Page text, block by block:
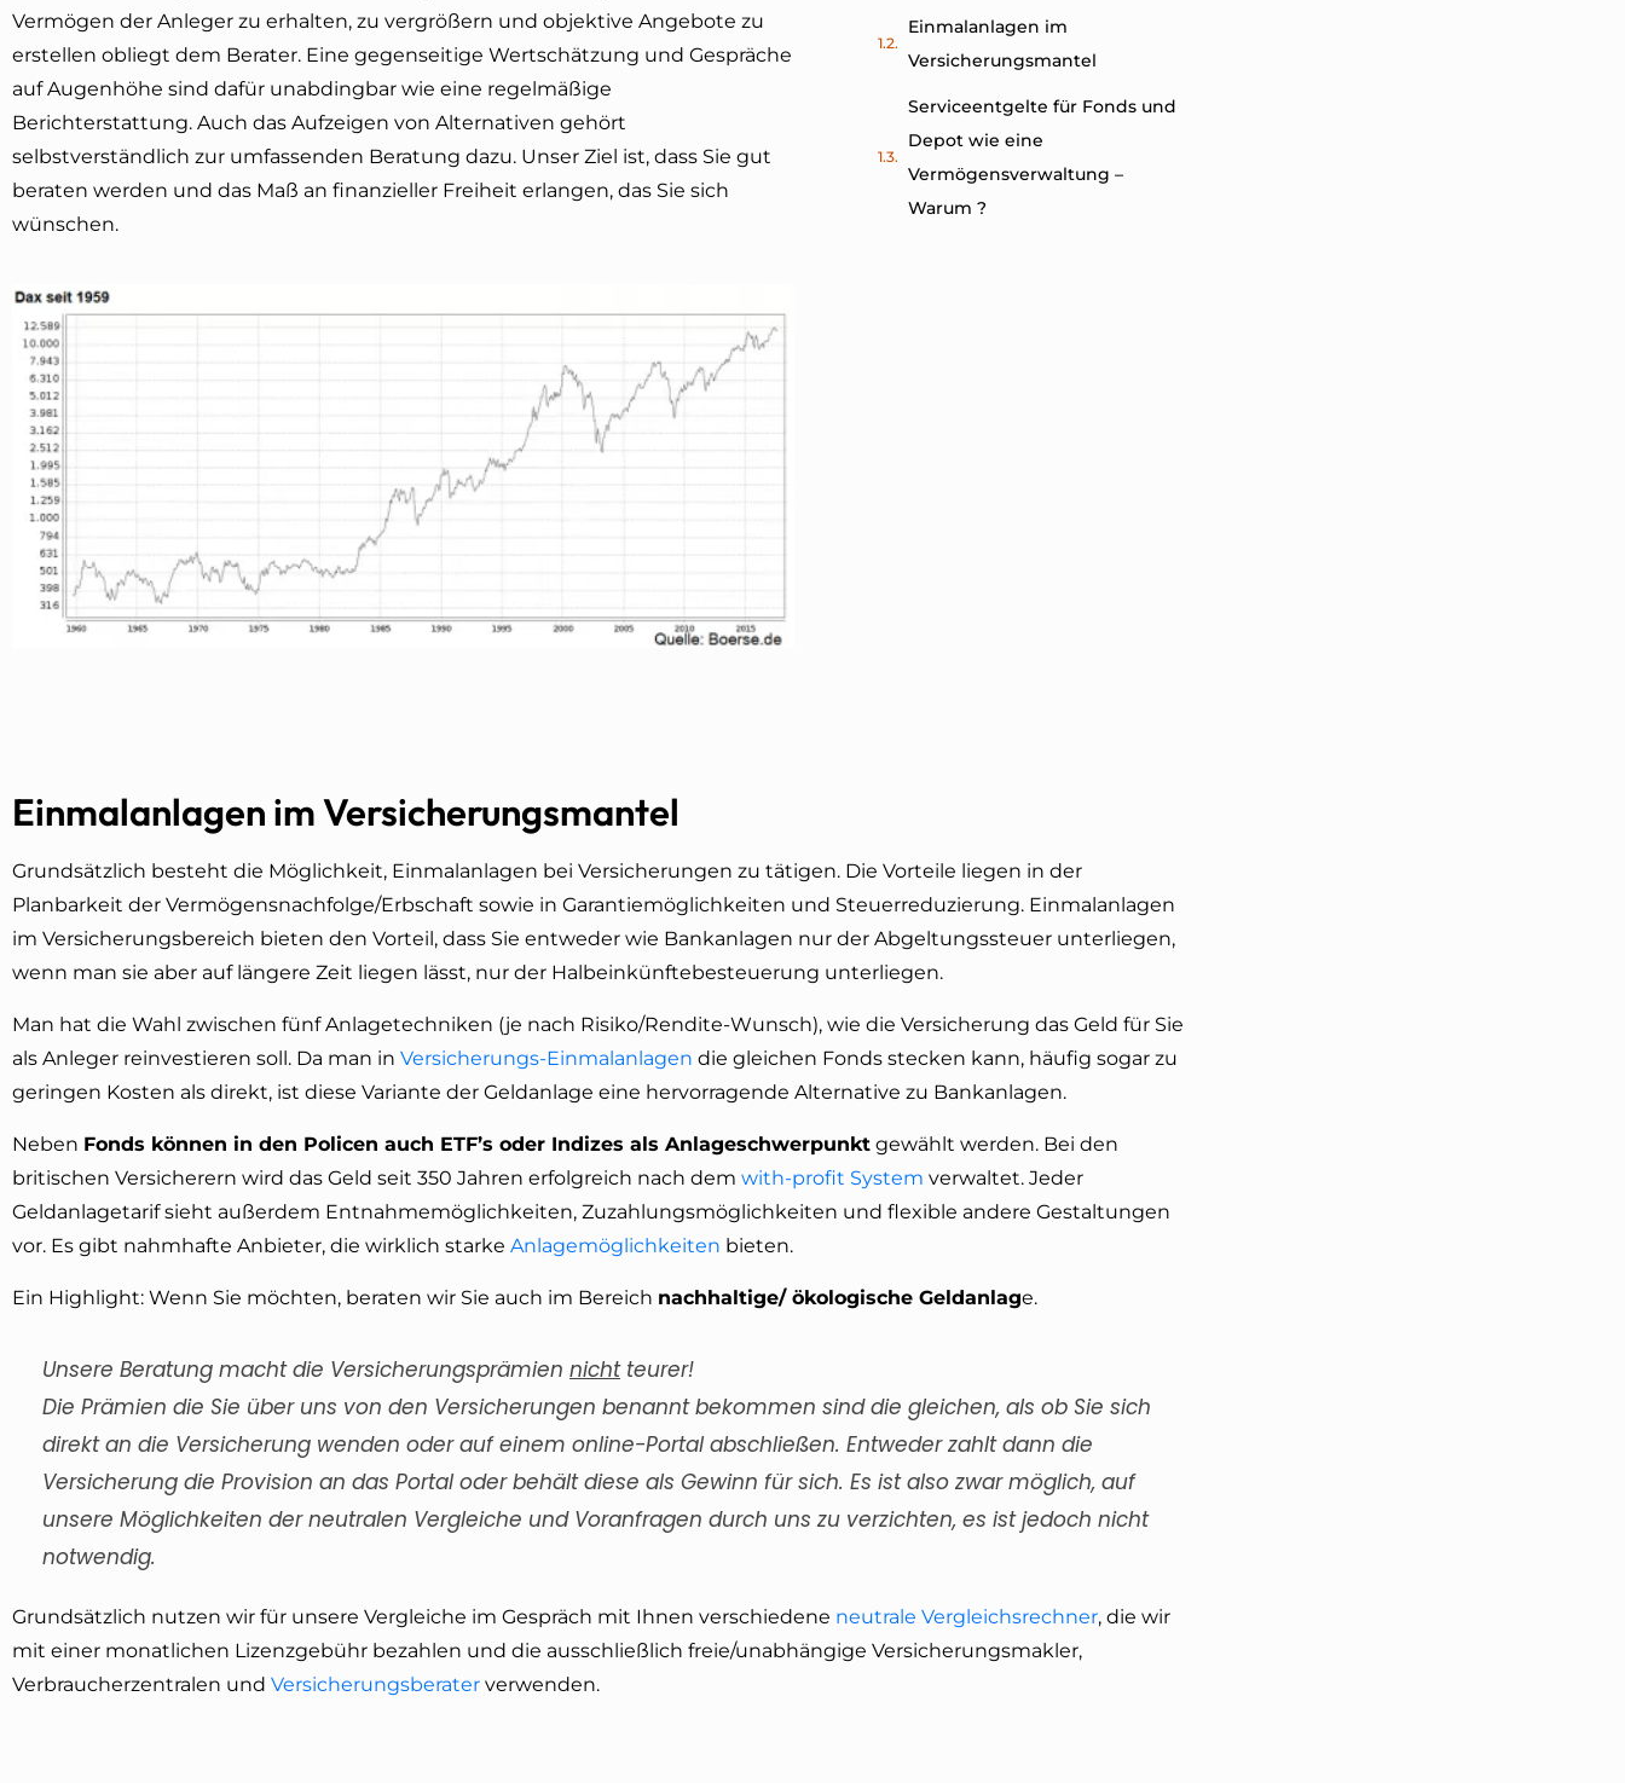
Vermögen der Anleger zu erhalten, zu vergrößern und objektive Angebote zu
erstellen obliegt dem Berater. Eine gegenseitige Wertschätzung und Gespräche
auf Augenhöhe sind dafür unabdingbar wie eine regelmäßige
Berichterstattung. Auch das Aufzeigen von Alternativen gehört
selbstverständlich zur umfassenden Beratung dazu. Unser Ziel ist, dass Sie gut
beraten werden und das Maß an finanzieller Freiheit erlangen, das Sie sich
wünschen.
Einmalanlagen im
Versicherungsmantel
Serviceentgelte für Fonds und
Depot wie eine
Vermögensverwaltung –
Warum ?
Einmalanlagen im Versicherungsmantel
Grundsätzlich besteht die Möglichkeit, Einmalanlagen bei Versicherungen zu tätigen. Die Vorteile liegen in der
Planbarkeit der Vermögensnachfolge/Erbschaft sowie in Garantiemöglichkeiten und Steuerreduzierung. Einmalanlagen
im Versicherungsbereich bieten den Vorteil, dass Sie entweder wie Bankanlagen nur der Abgeltungssteuer unterliegen,
wenn man sie aber auf längere Zeit liegen lässt, nur der Halbeinkünftebesteuerung unterliegen.
Man hat die Wahl zwischen fünf Anlagetechniken (je nach Risiko/Rendite-Wunsch), wie die Versicherung das Geld für Sie
als Anleger reinvestieren soll. Da man in Versicherungs-Einmalanlagen die gleichen Fonds stecken kann, häufig sogar zu
geringen Kosten als direkt, ist diese Variante der Geldanlage eine hervorragende Alternative zu Bankanlagen.
Neben Fonds können in den Policen auch ETF’s oder Indizes als Anlageschwerpunkt gewählt werden. Bei den
britischen Versicherern wird das Geld seit 350 Jahren erfolgreich nach dem with-profit System verwaltet. Jeder
Geldanlagetarif sieht außerdem Entnahmemöglichkeiten, Zuzahlungsmöglichkeiten und flexible andere Gestaltungen
vor. Es gibt nahmhafte Anbieter, die wirklich starke Anlagemöglichkeiten bieten.
Ein Highlight: Wenn Sie möchten, beraten wir Sie auch im Bereich nachhaltige/ ökologische Geldanlage.
Unsere Beratung macht die Versicherungsprämien nichtteurer!
Die Prämien die Sie über uns von den Versicherungen benannt bekommen sind die gleichen, als ob Sie sich
direkt an die Versicherung wenden oder auf einem online-Portal abschließen. Entweder zahlt dann die
Versicherung die Provision an das Portal oder behält diese als Gewinn für sich. Es ist also zwar möglich, auf
unsere Möglichkeiten der neutralen Vergleiche und Voranfragen durch uns zu verzichten, es ist jedoch nicht
notwendig.
Grundsätzlich nutzen wir für unsere Vergleiche im Gespräch mit Ihnen verschiedene neutrale Vergleichsrechner, die wir
mit einer monatlichen Lizenzgebühr bezahlen und die ausschließlich freie/unabhängige Versicherungsmakler,
Verbraucherzentralen und Versicherungsberater verwenden.